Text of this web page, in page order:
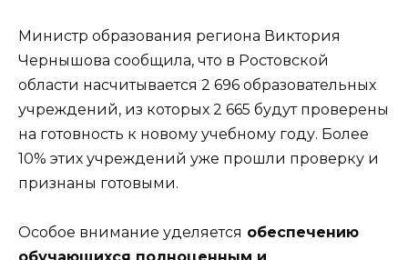
Министр образования региона Виктория
Чернышова сообщила, что в Ростовской
области насчитывается 2 696 образовательных
учреждений, из которых 2 665 будут проверены
на готовность к новому учебному году. Более
10% этих учреждений уже прошли проверку и
признаны готовыми.
Особое внимание уделяется обеспечению